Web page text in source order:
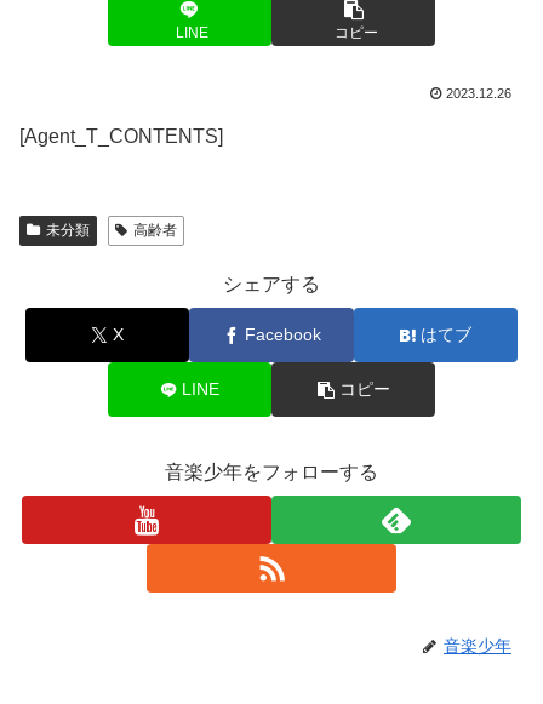
LINE コピー
2023.12.26
[Agent_T_CONTENTS]
未分類 高齢者
シェアする
X Facebook はてブ
LINE コピー
音楽少年をフォローする
音楽少年